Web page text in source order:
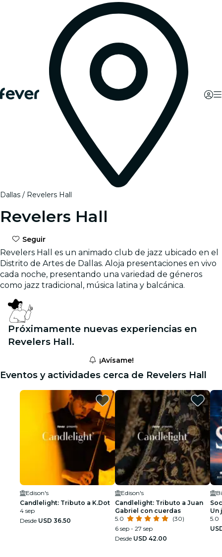
Dallas Revelers Hall
Revelers Hall
Seguir
Revelers Hall es un animado club de jazz ubicado en el
Distrito de Artes de Dallas. Aloja presentaciones en vivo
cada noche, presentando una variedad de géneros
como jazz tradicional, música latina y balcánica.
Próximamente nuevas experiencias en
Revelers Hall.
¡Avísame!
Eventos y actividades cerca de Revelers Hall
Edison's
Candlelight: Tributo a K.Dot
4 sep
Desde USD 36.50
Edison's
Candlelight: Tributo a Juan
Gabriel con cuerdas
5.0
(30)
6 sep - 27 sep
Desde USD 42.00
Un
5.0